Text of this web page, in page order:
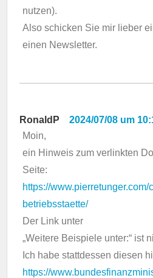
nutzen).
Also schicken Sie mir lieber
einen Newsletter.
RonaldP
2024/07/08 um
Moin,
ein Hinweis zum verlinkten
Seite:
https://www.pierretunger.com/
betriebsstaette/
Der Link unter
„Weitere Beispiele unter:“ ist
Ich habe stattdessen diesen
https://